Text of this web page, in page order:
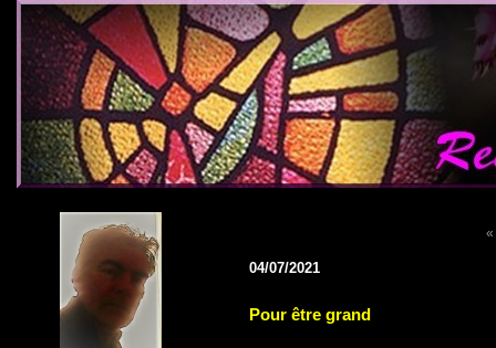
«
04/07/2021
Pour être grand